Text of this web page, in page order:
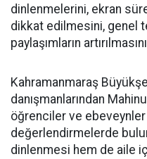
dinlenmelerini, ekran
dikkat edilmesini, genel
paylaşımların
Kahramanmaraş
danışmanlarından
öğrenciler ve
değerlendirmelerde
dinlenmesi hem de aile